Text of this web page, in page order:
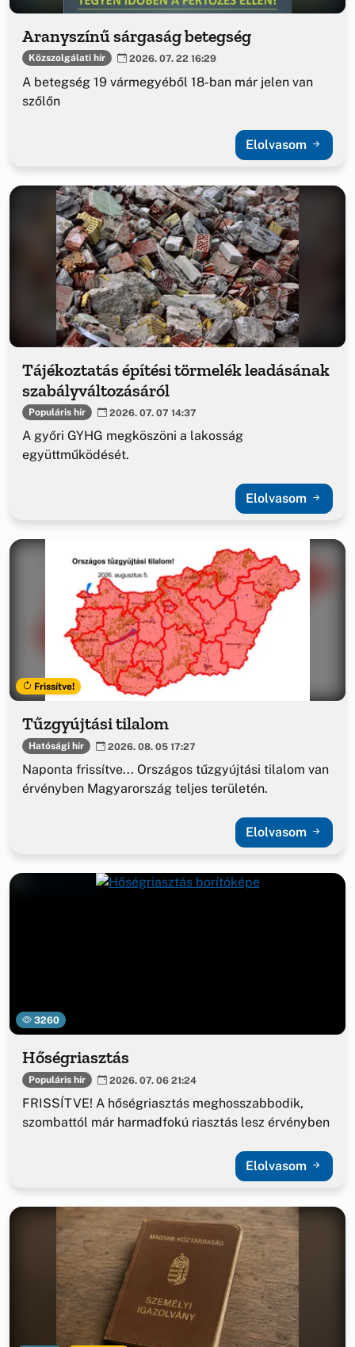
Aranyszínű sárgaság betegség
Közszolgálati hír 2026. 07. 22 16:29
A betegség 19 vármegyéből 18-ban már jelen van
szőlőn
Elolvasom
Tájékoztatás építési törmelék leadásának
szabályváltozásáról
Populáris hír 2026. 07. 07 14:37
A győri GYHG megköszöni a lakosság
együttműködését.
Elolvasom
Frissítve!
Tűzgyújtási tilalom
Hatósági hír 2026. 08. 05 17:27
Naponta frissítve... Országos tűzgyújtási tilalom van
érvényben Magyarország teljes területén.
Elolvasom
3260
Hőségriasztás
Populáris hír 2026. 07. 06 21:24
FRISSÍTVE! A hőségriasztás meghosszabbodik,
szombattól már harmadfokú riasztás lesz érvényben
Elolvasom